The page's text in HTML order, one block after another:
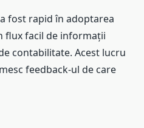
fost rapid în adoptarea
flux facil de informații
contabilitate. Acest lucru
feedback-ul de care